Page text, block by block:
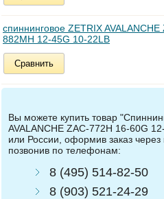
спиннинговое ZETRIX AVALANCHE
882MH 12-45G 10-22LB
Сравнить
Вы можете купить товар
AVALANCHE ZAC-772H 16-60G
или России, оформив заказ через
позвонив по телефонам:
8 (495) 514-82-50
8 (903) 521-24-29